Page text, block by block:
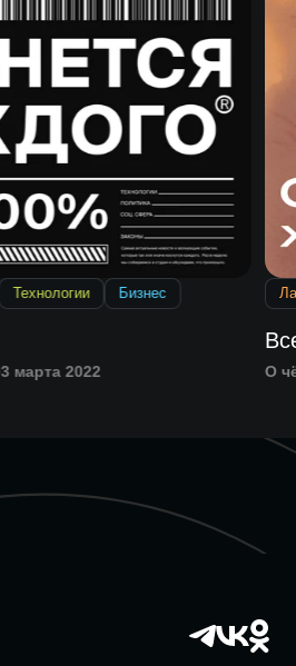
Технологии Бизнес
3 марта 2022 О